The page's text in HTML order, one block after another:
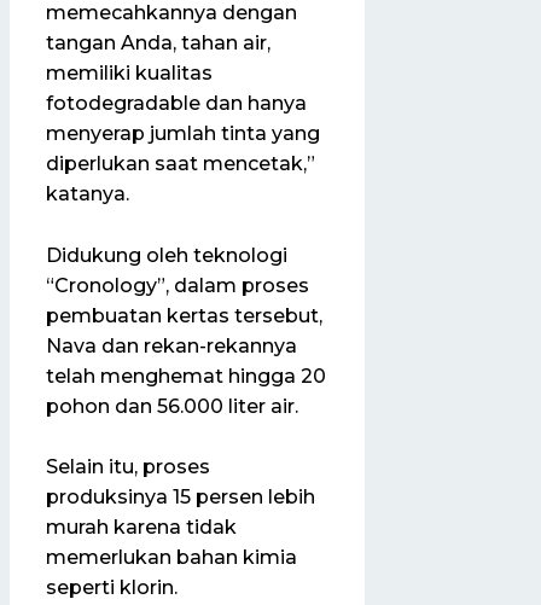
memecahkannya dengan
tangan Anda, tahan air,
memiliki kualitas
fotodegradable dan hanya
menyerap jumlah tinta yang
diperlukan saat mencetak,”
katanya.
Didukung oleh teknologi
“Cronology”, dalam proses
pembuatan kertas tersebut,
Nava dan rekan-rekannya
telah menghemat hingga 20
pohon dan 56.000 liter air.
Selain itu, proses
produksinya 15 persen lebih
murah karena tidak
memerlukan bahan kimia
seperti klorin.